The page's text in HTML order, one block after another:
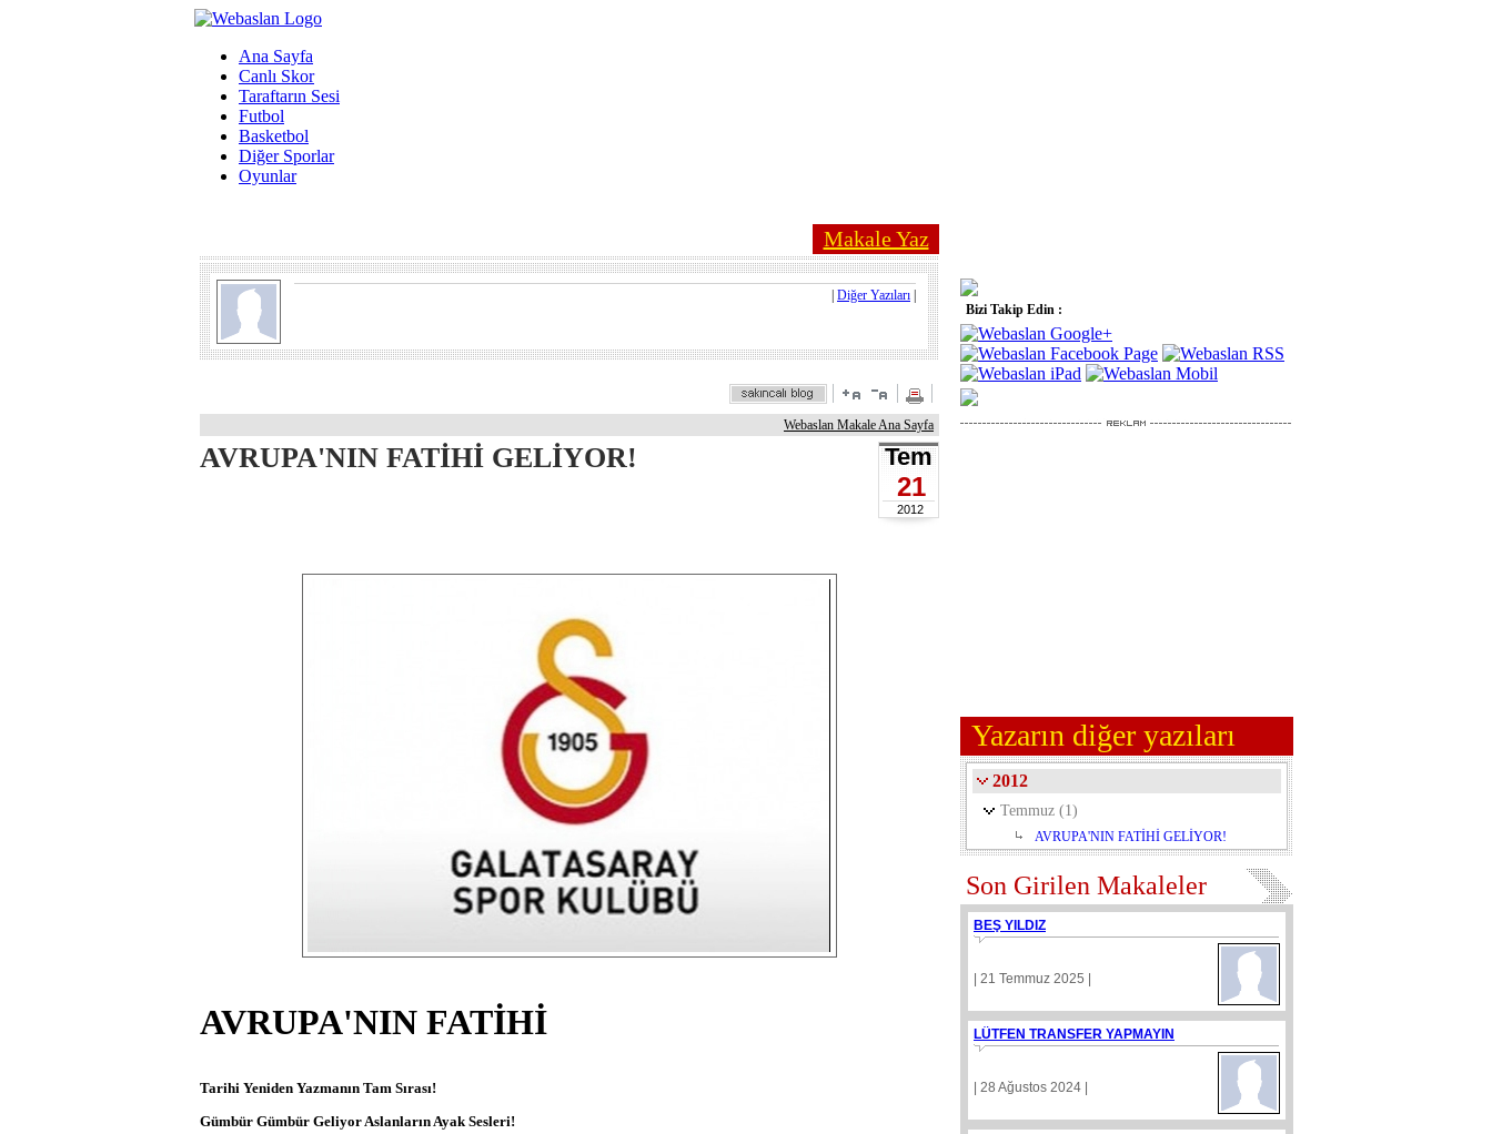
Ana Sayfa
Canlı Skor
Taraftarın Sesi
Futbol
Basketbol
Diğer Sporlar
Oyunlar
Makale Yaz
Diğer Yazıları
Webaslan Makale Ana Sayfa
AVRUPA'NIN FATİHİ GELİYOR! Tem
21
2012
AVRUPA'NIN FATİHİ
Tarihi Yeniden Yazmanın Tam Sırası!
Gümbür Gümbür Geliyor Aslanların Ayak Sesleri!
Bizi Takip Edin :
Yazarın diğer yazıları
2012
Temmuz (1)
AVRUPA'NIN FATİHİ GELİYOR!
Son Girilen Makaleler
BEŞ YILDIZ
| 21 Temmuz 2025 |
LÜTFEN TRANSFER YAPMAYIN
| 28 Ağustos 2024 |